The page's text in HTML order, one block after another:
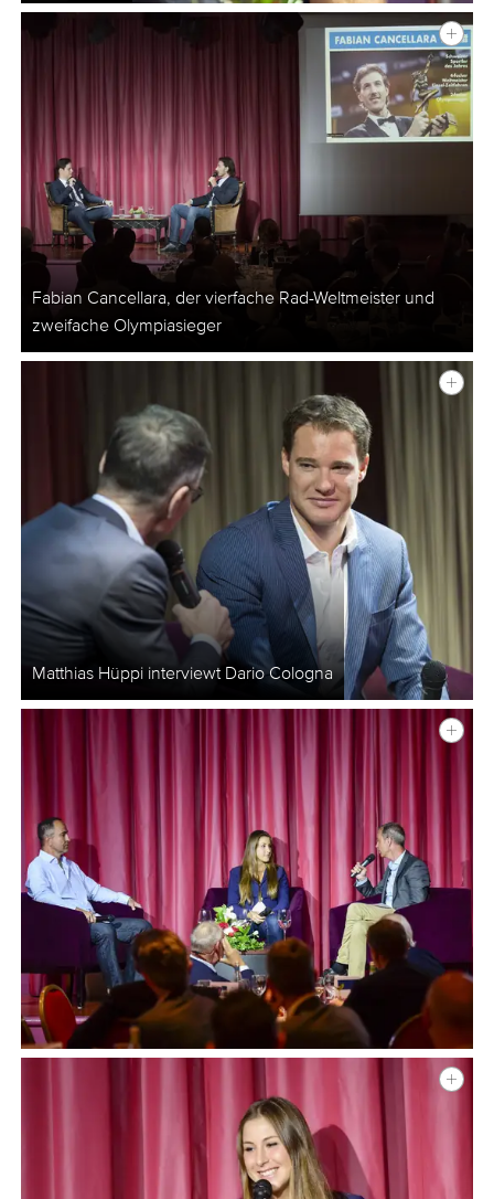
Fabian Cancellara, der vierfache Rad-Weltmeister und
zweifache Olympiasieger
Matthias Hüppi interviewt Dario Cologna